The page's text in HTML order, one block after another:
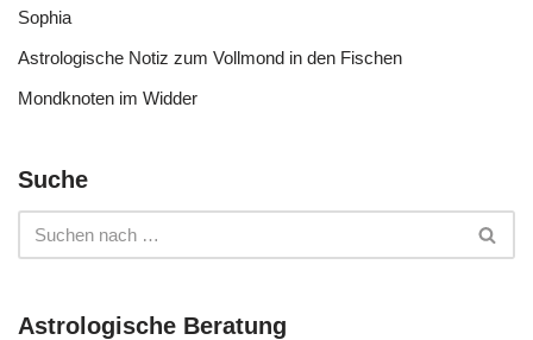
Sophia
Astrologische Notiz zum Vollmond in den Fischen
Mondknoten im Widder
Suche
Astrologische Beratung